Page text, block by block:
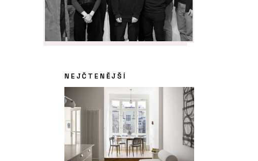
NEJČTENĚJŠÍ